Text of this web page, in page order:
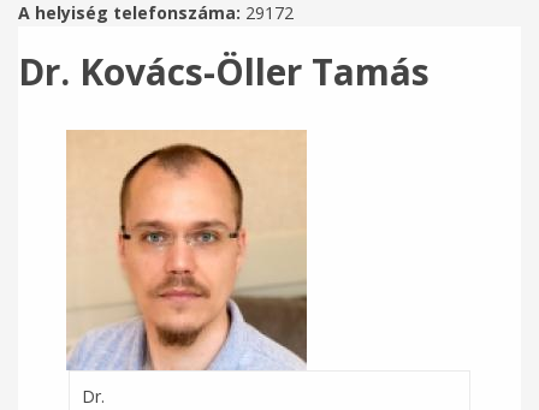
A helyiség telefonszáma: 29172
Dr. Kovács-Öller Tamás
Dr.